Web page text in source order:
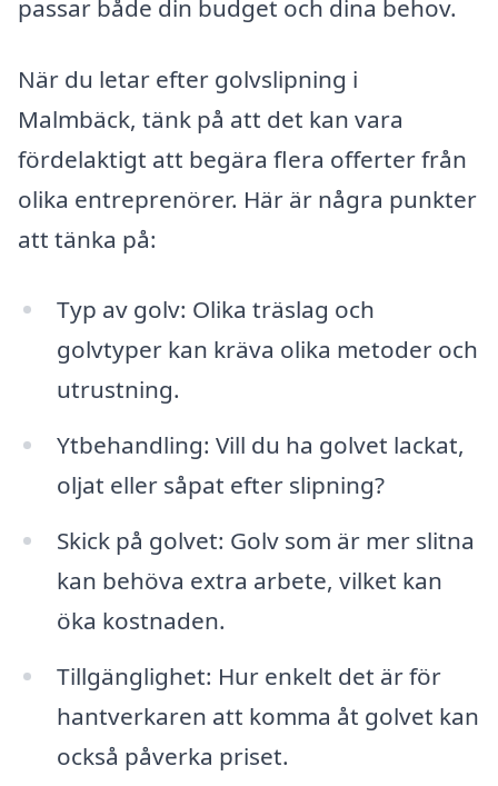
passar både din budget och dina behov.
När du letar efter golvslipning i
Malmbäck, tänk på att det kan vara
fördelaktigt att begära flera offerter från
olika entreprenörer. Här är några punkter
att tänka på:
Typ av golv: Olika träslag och
golvtyper kan kräva olika metoder och
utrustning.
Ytbehandling: Vill du ha golvet lackat,
oljat eller såpat efter slipning?
Skick på golvet: Golv som är mer slitna
kan behöva extra arbete, vilket kan
öka kostnaden.
Tillgänglighet: Hur enkelt det är för
hantverkaren att komma åt golvet kan
också påverka priset.